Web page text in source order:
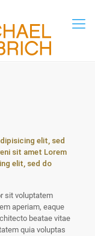
elit, sed
sit amet Lorem
elit, sed do
sit voluptatem
aperiam, eaque
beatae vitae
quia voluptas